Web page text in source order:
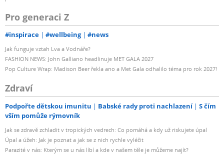
Pro generaci Z
#inspirace #wellbeing #news
Jak funguje vztah Lva a Vodnáře?
FASHION NEWS: John Galliano headlinuje MET GALA 2027
Pop Culture Wrap: Madison Beer řekla ano a Met Gala odhalilo téma pro rok 2027!
Zdraví
Podpořte dětskou imunitu Babské rady proti nachlazení
S čím
vším pomůže rýmovník
Jak se zdravě zchladit v tropických vedrech: Co pomáhá a kdy už riskujete úpal
Úpal a úžeh: Jak je poznat a jak se z nich rychle vyléčit
Parazité v nás: Kterým se u nás líbí a kde v našem těle je můžeme najít?